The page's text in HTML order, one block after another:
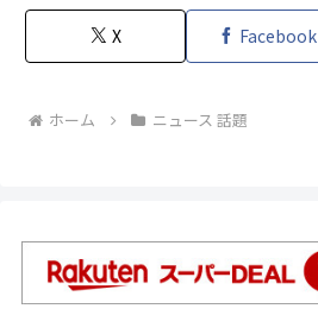
X Facebook
ホーム ニュース 話題